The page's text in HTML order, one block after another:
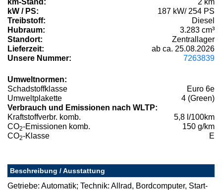
km-Stand:
2 km
kW / PS:
187 kW/ 254 PS
Treibstoff:
Diesel
Hubraum:
3.283 cm³
Standort:
Zentrallager
Lieferzeit:
ab ca. 25.08.2026
Unsere Nummer:
7263839
Umweltnormen:
Schadstoffklasse
Euro 6e
Umweltplakette
4 (Green)
Verbrauch und Emissionen nach WLTP:
Kraftstoffverbr. komb.
5,8 l/100km
CO2-Emissionen komb.
150 g/km
CO2-Klasse E
Beschreibung / Ausstattung
Getriebe: Automatik; Technik: Allrad, Bordcomputer, Start-